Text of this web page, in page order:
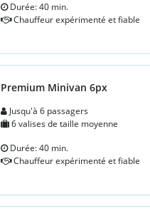
Durée: 40 min.
Chauffeur expérimenté et fiable
Premium Minivan 6px
Jusqu'à 6 passagers
6 valises de taille moyenne
Durée: 40 min.
Chauffeur expérimenté et fiable